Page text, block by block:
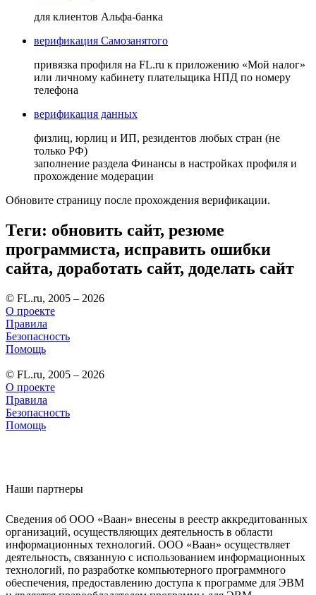
для клиентов Альфа-банка
верификация Самозанятого
привязка профиля на FL.ru к приложению «Мой налог»
или личному кабинету плательщика НПД по номеру
телефона
верификация данных
физлиц, юрлиц и ИП, резидентов любых стран (не
только РФ)
заполнение раздела Финансы в настройках профиля и
прохождение модерации
Обновите страницу после прохождения верификации.
Теги: обновить сайт, резюме
программиста, исправить ошибки
сайта, доработать сайт, доделать сайт
© FL.ru, 2005 – 2026
О проекте
Правила
Безопасность
Помощь
© FL.ru, 2005 – 2026
О проекте
Правила
Безопасность
Помощь
Наши партнеры
Сведения об ООО «Ваан» внесены в реестр аккредитованных
организаций, осуществляющих деятельность в области
информационных технологий. ООО «Ваан» осуществляет
деятельность, связанную с использованием информационных
технологий, по разработке компьютерного программного
обеспечения, предоставлению доступа к программе для ЭВМ